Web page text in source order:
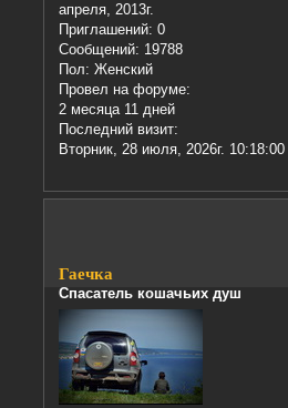
апреля, 2013г.
Приглашений: 0
Сообщений: 19788
Пол: Женский
Провел на форуме:
2 месяца 11 дней
Последний визит:
Вторник, 28 июля, 2026г. 10:18:00
Гаечка
Спасатель кошачьих душ